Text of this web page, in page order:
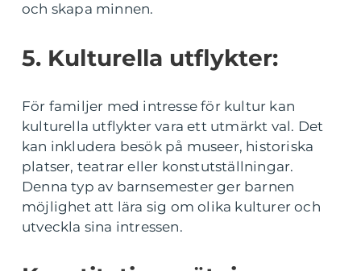
och skapa minnen.
5. Kulturella utflykter:
För familjer med intresse för kultur kan
kulturella utflykter vara ett utmärkt val. Det
kan inkludera besök på museer, historiska
platser, teatrar eller konstutställningar.
Denna typ av barnsemester ger barnen
möjlighet att lära sig om olika kulturer och
utveckla sina intressen.